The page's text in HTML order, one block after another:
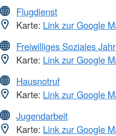
Flugdienst
Karte: Link zur Google
Freiwilliges Soziales Jahr
Karte: Link zur Google
Hausnotruf
Karte: Link zur Google
Jugendarbeit
Karte: Link zur Google